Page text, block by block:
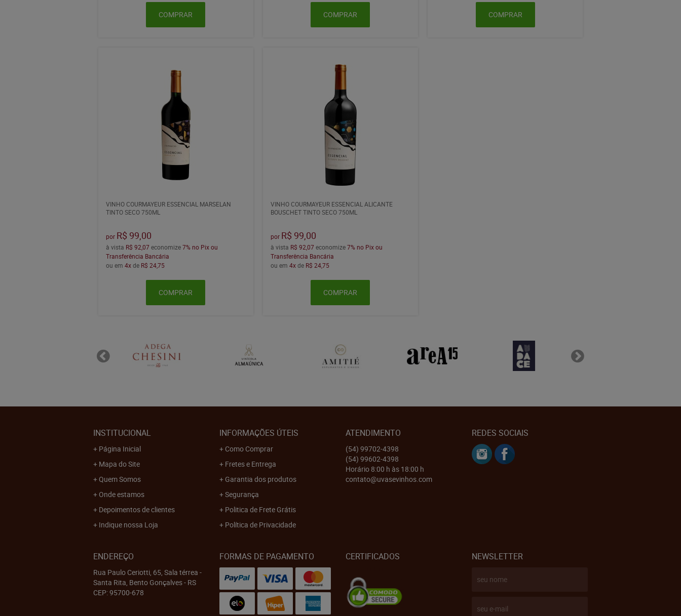
COMPRAR COMPRAR COMPRAR
VINHO COURMAYEUR ESSENCIAL MARSELAN
TINTO SECO 750ML
por R$ 99,00
à vista R$ 92,07economize7% no Pix ou
Transferência Bancária
ou em 4xde R$ 24,75
COMPRAR
VINHO COURMAYEUR ESSENCIAL ALICANTE
BOUSCHET TINTO SECO 750ML
por R$ 99,00
à vista R$ 92,07economize7% no Pix ou
Transferência Bancária
ou em4xde R$ 24,75
COMPRAR
INSTITUCIONAL
Página Inicial
Mapa do Site
Quem Somos
Onde estamos
Depoimentos de clientes
Indique nossa Loja
INFORMAÇÕES ÚTEIS
Como Comprar
Fretes e Entrega
Garantia dos produtos
Segurança
Politica de Frete Grátis
Política de Privacidade
ATENDIMENTO
(54) 99702-4398
(54) 99602-4398
Horário 8:00 h às 18:00 h
contato@uvasevinhos.com
REDES SOCIAIS
ENDEREÇO
Rua Paulo Ceriotti, 65, Sala térrea -
Santa Rita, Bento Gonçalves- RS
CEP: 95700-678
FORMAS DE PAGAMENTO CERTIFICADOS NEWSLETTER